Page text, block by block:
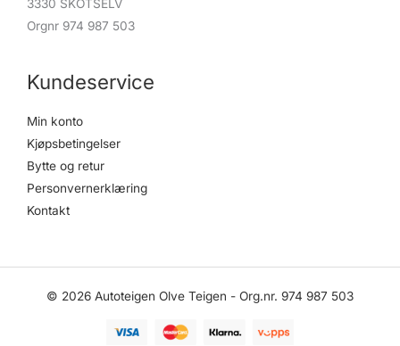
3330 SKOTSELV
Orgnr 974 987 503
Kundeservice
Min konto
Kjøpsbetingelser
Bytte og retur
Personvernerklæring
Kontakt
© 2026 Autoteigen Olve Teigen - Org.nr. 974 987 503